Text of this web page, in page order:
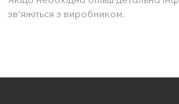
зв'яжіться з виробником.